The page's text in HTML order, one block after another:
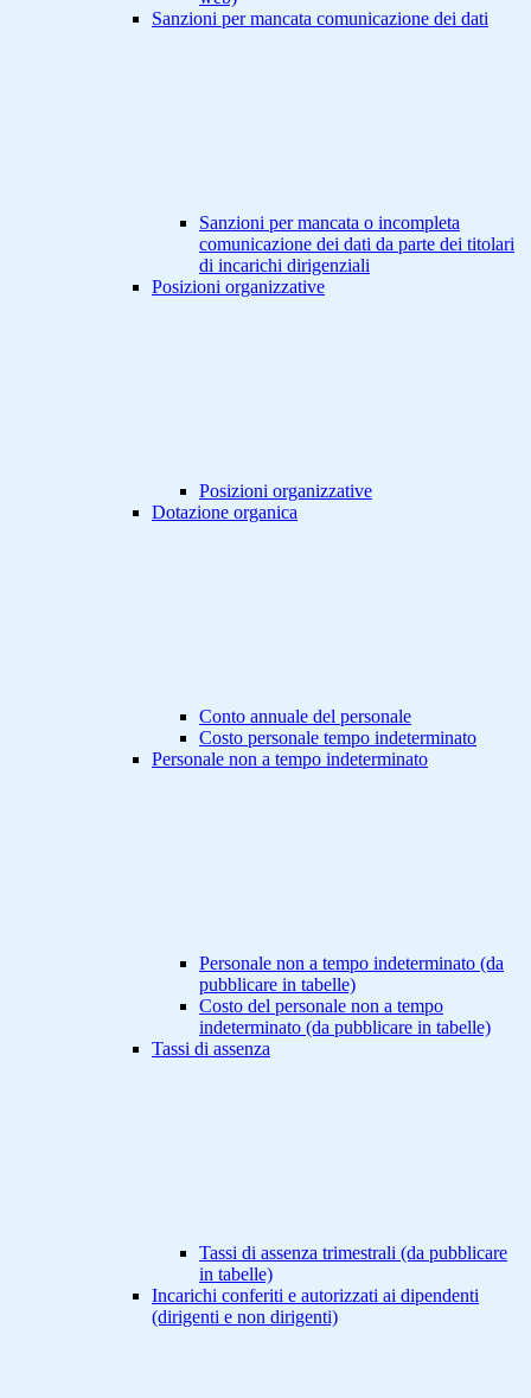
Sanzioni per mancata comunicazione dei dati
Sanzioni per mancata o incompleta
comunicazione dei dati da parte dei titolari
di incarichi dirigenziali
Posizioni organizzative
Posizioni organizzative
Dotazione organica
Conto annuale del personale
Costo personale tempo indeterminato
Personale non a tempo indeterminato
Personale non a tempo indeterminato (da
pubblicare in tabelle)
Costo del personale non a tempo
indeterminato (da pubblicare in tabelle)
Tassi di assenza
Tassi di assenza trimestrali (da pubblicare
in tabelle)
Incarichi conferiti e autorizzati ai dipendenti
(dirigenti e non dirigenti)